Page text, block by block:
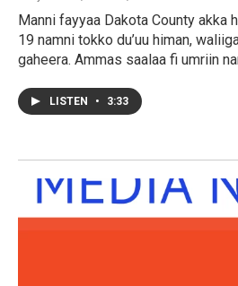
Manni fayyaa Dakota County akka
19 namni tokko du’uu himan,
gaheera. Ammas saalaa fi umriin
LISTEN • 3:33